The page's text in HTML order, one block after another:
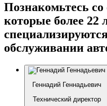
Познакомьтесь
которые более 22
обслуживании
Геннадий Геннадьевич
Технический директор